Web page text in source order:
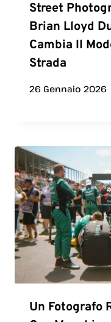
Street
Brian Lloyd
Cambia Il
Strada
26 Gennaio 2026
Un Fotografo